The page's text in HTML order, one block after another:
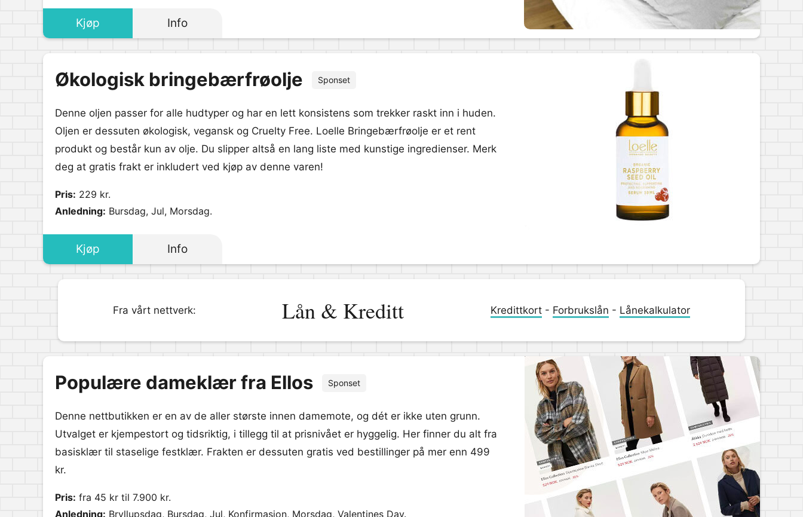
Info
Kjøp
Økologisk bringebærfrøolje Sponset
Denne oljen passer for alle hudtyper og har en lett konsistens som trekker raskt inn i huden.
Oljen er dessuten økologisk, vegansk og Cruelty Free. Loelle Bringebærfrøolje er et rent
produkt og består kun av olje. Du slipper altså en lang liste med kunstige ingredienser. Merk
deg at gratis frakt er inkludert ved kjøp av denne varen!
Pris: 229 kr.
Anledning: Bursdag, Jul, Morsdag.
Info
Kjøp
Fra vårt nettverk: Lån & Kreditt Kredittkort- Forbrukslån - Lånekalkulator
Populære dameklær fra Ellos Sponset
Denne nettbutikken er en av de aller største innen damemote, og dét er ikke uten grunn.
Utvalget er kjempestort og tidsriktig, i tillegg til at prisnivået er hyggelig. Her finner du alt fra
basisklær til staselige festklær. Frakten er dessuten gratis ved bestillinger på mer enn 499
kr.
Pris: fra 45 kr til 7.900 kr.
Anledning: Bryllupsdag, Bursdag, Jul, Konfirmasjon, Morsdag, Valentines Day.